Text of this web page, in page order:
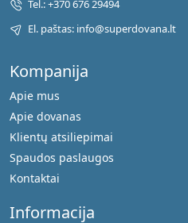
Kompanija
Apie mus
Apie dovanas
Klientų atsiliepimai
Spaudos paslaugos
Kontaktai
Informacija
Tel.: +370 676 29494
El. paštas: info@superdovana.lt